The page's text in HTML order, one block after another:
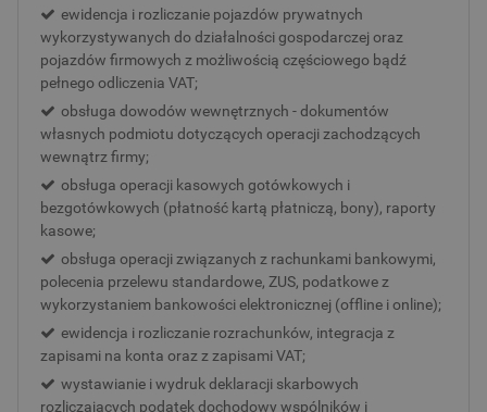
ewidencja i rozliczanie pojazdów prywatnych
wykorzystywanych do działalności gospodarczej oraz
pojazdów firmowych z możliwością częściowego bądź
pełnego odliczenia VAT;
obsługa dowodów wewnętrznych - dokumentów
własnych podmiotu dotyczących operacji zachodzących
wewnątrz firmy;
obsługa operacji kasowych gotówkowych i
bezgotówkowych (płatność kartą płatniczą, bony), raporty
kasowe;
obsługa operacji związanych z rachunkami bankowymi,
polecenia przelewu standardowe, ZUS, podatkowe z
wykorzystaniem bankowości elektronicznej (offline i online);
ewidencja i rozliczanie rozrachunków, integracja z
zapisami na konta oraz z zapisami VAT;
wystawianie i wydruk deklaracji skarbowych
rozliczających podatek dochodowy wspólników i